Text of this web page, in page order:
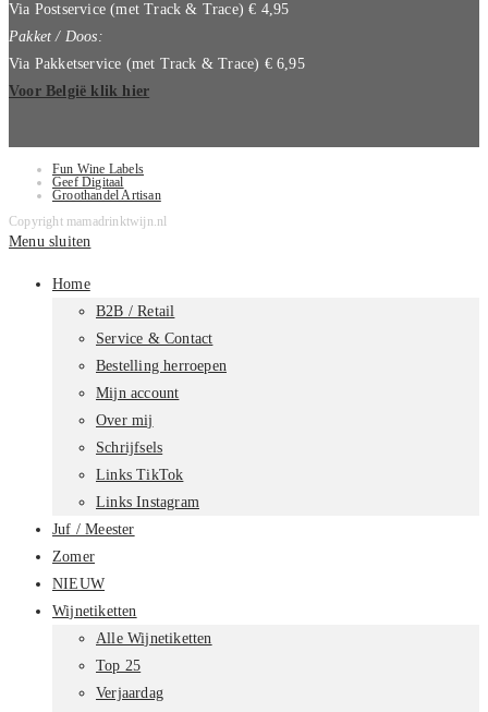
Via Postservice (met Track & Trace) € 4,95
Pakket / Doos:
Via Pakketservice (met Track & Trace) € 6,95
Voor België klik hier
Fun Wine Labels
Geef Digitaal
Groothandel Artisan
Copyright mamadrinktwijn.nl
Menu sluiten
Home
B2B / Retail
Service & Contact
Bestelling herroepen
Mijn account
Over mij
Schrijfsels
Links TikTok
Links Instagram
Juf / Meester
Zomer
NIEUW
Wijnetiketten
Alle Wijnetiketten
Top 25
Verjaardag